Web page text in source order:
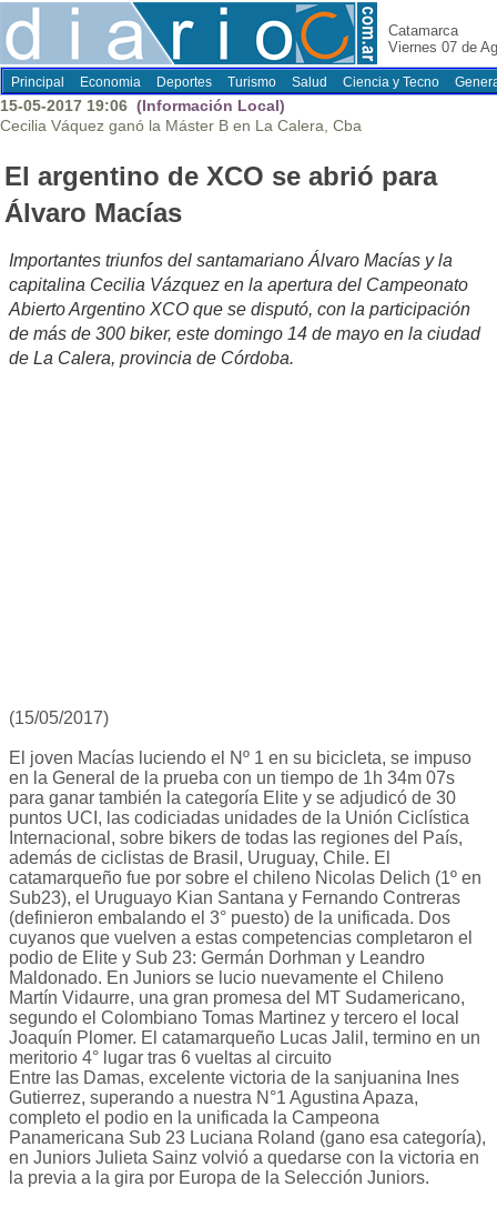
Catamarca
Viernes 07 de
Principal Economia Deportes Turismo Salud Ciencia y Tecno
15-05-2017 19:06 (Información Local)
Cecilia Váquez ganó la Máster B en La Calera, Cba
El argentino de XCO se abrió para
Álvaro Macías
Importantes triunfos del santamariano Álvaro Macías y la
capitalina Cecilia Vázquez en la apertura del Campeonato
Abierto Argentino XCO que se disputó, con la participación
de más de 300 biker, este domingo 14 de mayo en la ciudad
de La Calera, provincia de Córdoba.
(15/05/2017)
El joven Macías luciendo el Nº 1 en su bicicleta, se impuso
en la General de la prueba con un tiempo de 1h 34m 07s
para ganar también la categoría Elite y se adjudicó de 30
puntos UCI, las codiciadas unidades de la Unión Ciclística
Internacional, sobre bikers de todas las regiones del País,
además de ciclistas de Brasil, Uruguay, Chile. El
catamarqueño fue por sobre el chileno Nicolas Delich (1º en
Sub23), el Uruguayo Kian Santana y Fernando Contreras
(definieron embalando el 3° puesto) de la unificada. Dos
cuyanos que vuelven a estas competencias completaron el
podio de Elite y Sub 23: Germán Dorhman y Leandro
Maldonado. En Juniors se lucio nuevamente el Chileno
Martín Vidaurre, una gran promesa del MT Sudamericano,
segundo el Colombiano Tomas Martinez y tercero el local
Joaquín Plomer. El catamarqueño Lucas Jalil, termino en un
meritorio 4° lugar tras 6 vueltas al circuito
Entre las Damas, excelente victoria de la sanjuanina Ines
Gutierrez, superando a nuestra N°1 Agustina Apaza,
completo el podio en la unificada la Campeona
Panamericana Sub 23 Luciana Roland (gano esa categoría),
en Juniors Julieta Sainz volvió a quedarse con la victoria en
la previa a la gira por Europa de la Selección Juniors.